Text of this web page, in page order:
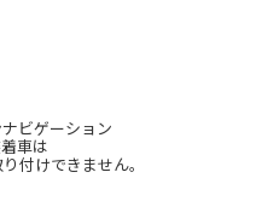
ビゲーション
車は
付けできません。